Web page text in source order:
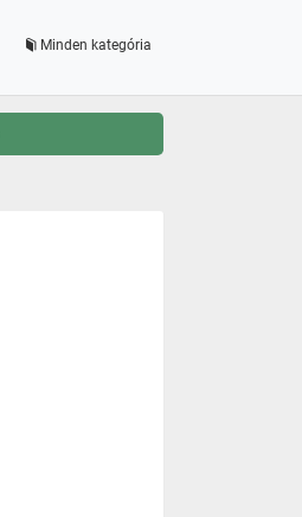
Minden kategória